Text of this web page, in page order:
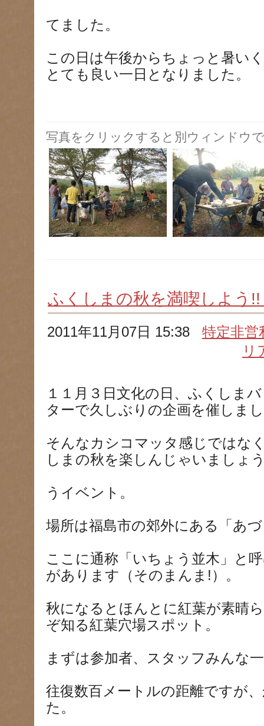
てました。
この日は午後からちょっと暑い
とても良い一日となりました。
写真をクリックすると別ウィンドウ
ふくしまの秋を満喫しよ
2011年11月07日 15:38特定非
リ
１１月３日文化の日、ふくしま
ターで久しぶりの企画を催しま
そんなカシコマッタ感じではな
しまの秋を楽しんじゃいましょ
うイベント。
場所は福島市の郊外にある「あ
ここに通称「いちょう並木」と
があります（そのまんま!）。
秋になるとほんとに紅葉が素晴
ぞ知る紅葉穴場スポット。
まずは参加者、スタッフみんな
往復数百メートルの距離ですが
た。